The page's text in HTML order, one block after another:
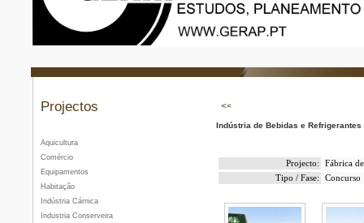
Projectos
Aquicultura
Comércio
Equipamentos
Habitação
Indústria Cárnica
Industria Conserveira
Indústria de Bebidas e Refrigerantes
Projecto:
Fábrica
Tipo / Fase:
Concurso